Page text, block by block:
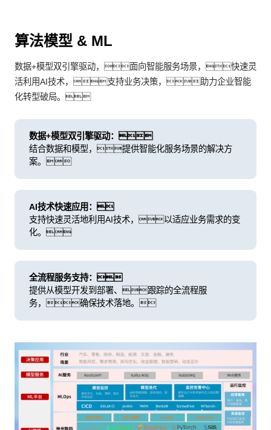
算法模型 & ML
数据+模型双引擎驱动，面向智能服务场景，快速灵
活利用AI技术，支持业务决策，助力企业智能
化转型破局。
数据+模型双引擎驱动：
结合数据和模型，提供智能化服务场景的解决方
案。
AI技术快速应用：
支持快速灵活地利用AI技术，以适应业务需求的变
化。
全流程服务支持：
提供从模型开发到部署、跟踪的全流程服
务，确保技术落地。